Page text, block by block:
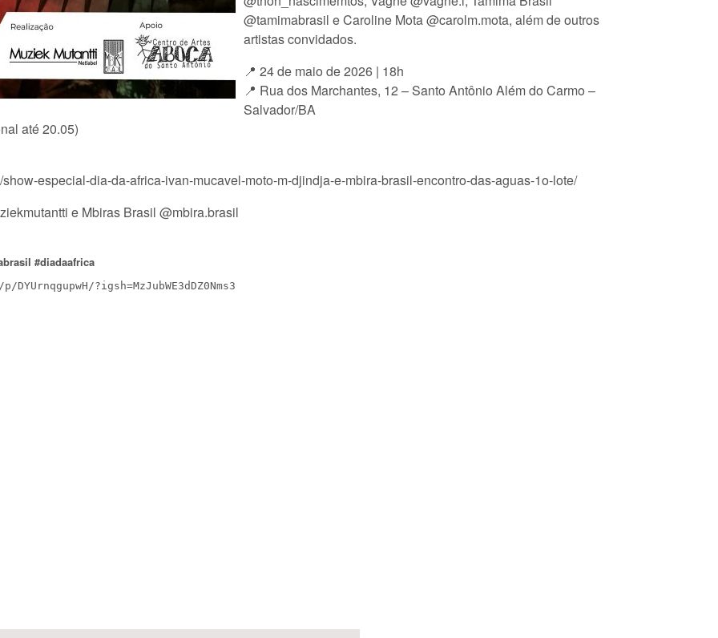
@tamimabrasil e Caroline Mota @carolm.mota, além de outros
artistas convidados.
📍 24 de maio de 2026 | 18h
📍 Rua dos Marchantes, 12 – Santo Antônio Além do Carmo –
Salvador/BA
até 20.05)
especial-dia-da-africa-ivan-mucavel-moto-m-djindja-e-mbira-brasil-encontro-das-aguas-1o-lote/
e Mbiras Brasil @mbira.brasil
#diadaafrica
p/DYUrnqgupwH/?igsh=MzJubWE3dDZ0Nms3